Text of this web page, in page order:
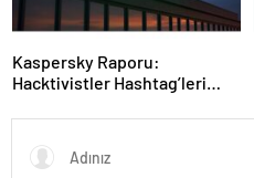
Kaspersky Raporu:
Hacktivistler Hashtag’leri
Kullanıyor, 2025’te
Saldırılarda DDoS Öne
Çıkıyor- Haber Şafak